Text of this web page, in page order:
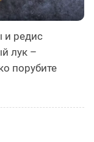
и редис
лук –
порубите